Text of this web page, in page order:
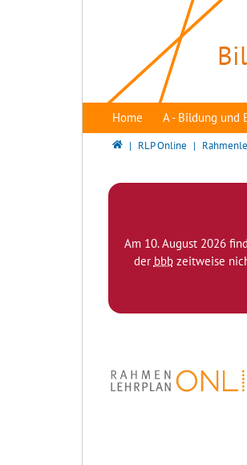
Home A - Bildung und
Bildungsserver Berlin -
RLP Online
Am 10. August 2026
der bbbzeitweise